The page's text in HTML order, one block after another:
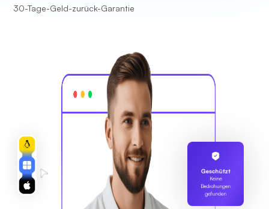
30-Tage-Geld-zurück-Garantie
Geschützt
Keine
Bedrohungen
gefunden